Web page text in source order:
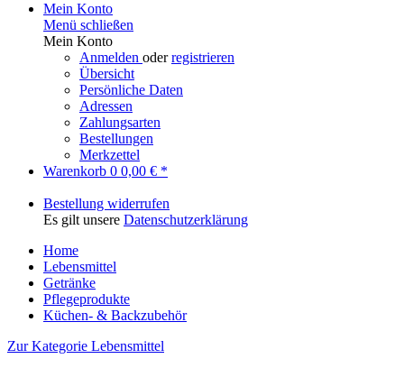
Mein Konto
Menü schließen
Mein Konto
Anmelden oderregistrieren
Übersicht
Persönliche Daten
Adressen
Zahlungsarten
Bestellungen
Merkzettel
Warenkorb 0 0,00 € *
Bestellung widerrufen
Es gilt unsere Datenschutzerklärung
Home
Lebensmittel
Getränke
Pflegeprodukte
Küchen- & Backzubehör
Zur Kategorie Lebensmittel